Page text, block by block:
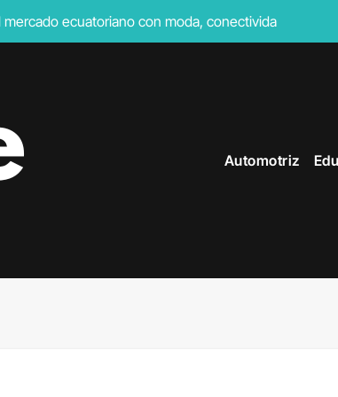
ecuatoriano con moda, conectividad y
impulsará los pagos digitales en tiempo real
EL FERIADO
diseñado para entornos comerciales e
de USD 1.000 millones y entra al exclusivo club de
Automotriz